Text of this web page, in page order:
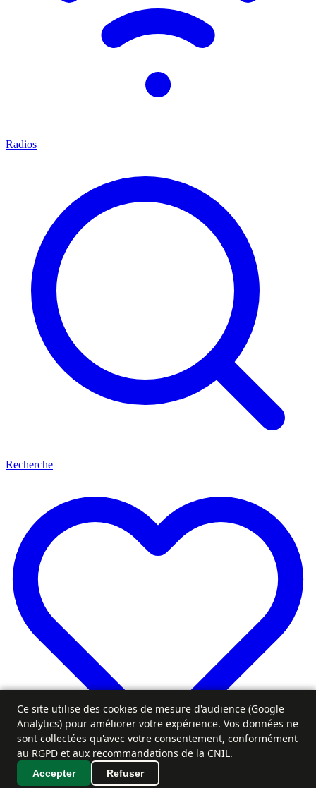
Radios
Recherche
Favoris
Ce site utilise des cookies de mesure d'audience (Google
Analytics) pour améliorer votre expérience. Vos données ne
sont collectées qu'avec votre consentement, conformément
au RGPD et aux recommandations de la CNIL.
Accepter Refuser